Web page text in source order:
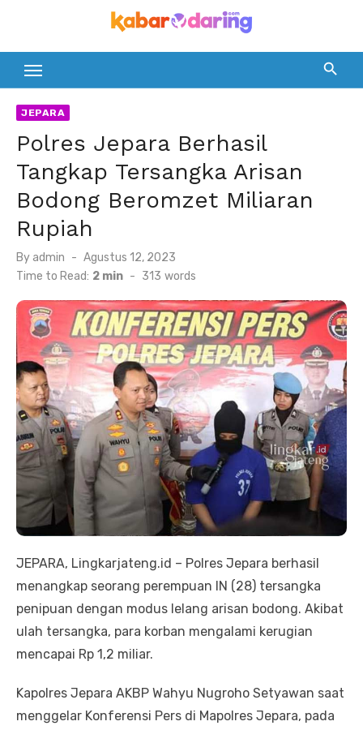
content
JEPARA
Polres Jepara Berhasil
Tangkap Tersangka Arisan
Bodong Beromzet Miliaran
Rupiah
By admin
Posted
on
Agustus 12, 2023
Time to Read: 2 min - 313 words
JEPARA, Lingkarjateng.id – Polres Jepara berhasil
menangkap seorang perempuan IN (28) tersangka
penipuan dengan modus lelang arisan bodong. Akibat
ulah tersangka, para korban mengalami kerugian
mencapai Rp 1,2 miliar.
Kapolres Jepara AKBP Wahyu Nugroho Setyawan saat
menggelar Konferensi Pers di Mapolres Jepara, pada